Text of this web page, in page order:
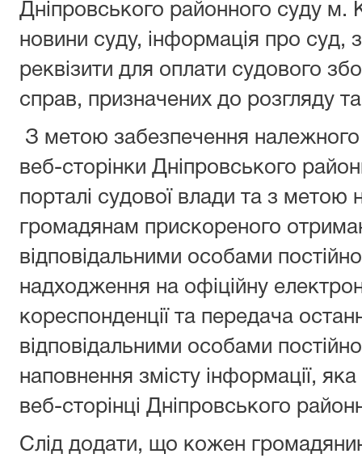
Дніпровського районного суду м.
новини суду, інформація про суд,
реквізити для оплати судового
справ, призначених до розгляду
З метою забезпечення належного
веб-сторінки Дніпровського
порталі судової влади та з метою
громадянам прискореного
відповідальними особами
надходження на офіційну
кореспонденції та передача
відповідальними особами
наповнення змісту інформації,
веб-сторінці Дніпровського
Слід додати, що кожен